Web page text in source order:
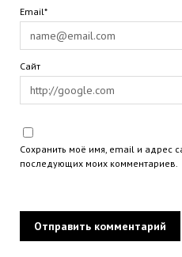
Email*
Сайт
Сохранить моё имя, email и адрес
последующих моих комментариев.